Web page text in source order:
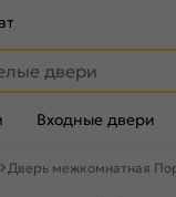
Входные двери
Дверь межкомнатная